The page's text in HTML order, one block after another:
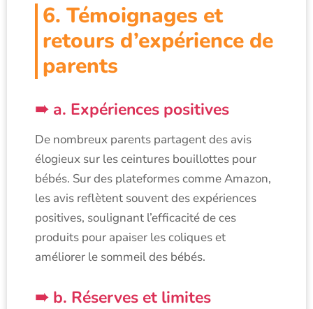
6. Témoignages et
retours d’expérience de
parents
a. Expériences positives
De nombreux parents partagent des avis
élogieux sur les ceintures bouillottes pour
bébés. Sur des plateformes comme Amazon,
les avis reflètent souvent des expériences
positives, soulignant l’efficacité de ces
produits pour apaiser les coliques et
améliorer le sommeil des bébés.
b. Réserves et limites